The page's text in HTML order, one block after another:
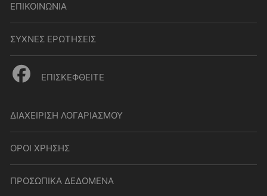
ΕΠΙΚΟΙΝΩΝΙΑ
ΣΥΧΝΕΣ ΕΡΩΤΗΣΕΙΣ
ΕΠΙΣΚΕΦΘΕΙΤΕ
ΔΙΑΧΕΙΡΙΣΗ ΛΟΓΑΡΙΑΣΜΟΥ
ΟΡΟΙ ΧΡΗΣΗΣ
ΠΡΟΣΩΠΙΚΑ ΔΕΔΟΜΕΝΑ